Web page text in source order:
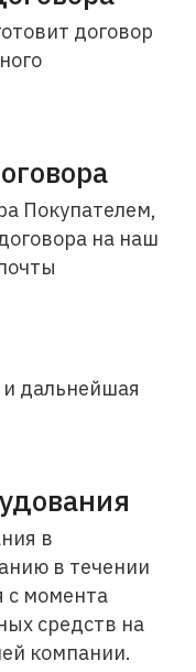
договор
Покупателем,
на наш
дальнейшая
в
в течении
с момента
средств на
компании.